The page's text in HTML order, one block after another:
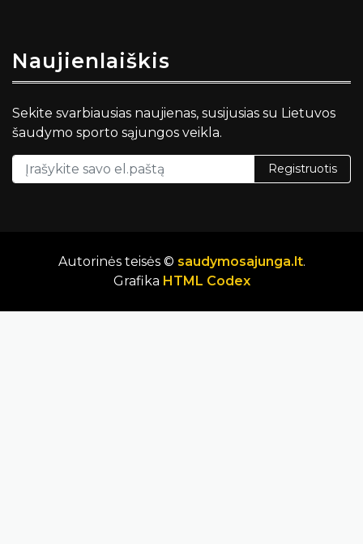
Naujienlaiškis
Sekite svarbiausias naujienas, susijusias su Lietuvos
šaudymo sporto sąjungos veikla.
Registruotis
Autorinės teisės © saudymosajunga.lt.
Grafika HTML Codex